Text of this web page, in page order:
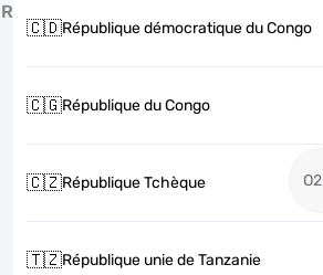
R
🇨🇩République démocratique du Congo
🇨🇬République du Congo
🇨🇿République Tchèque O2
🇹🇿République unie de Tanzanie